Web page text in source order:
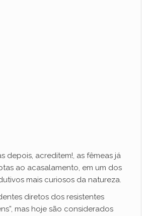
depois, acreditem!, as fêmeas já
ao acasalamento, em um dos
mais curiosos da natureza.
diretos dos resistentes
mas hoje são considerados